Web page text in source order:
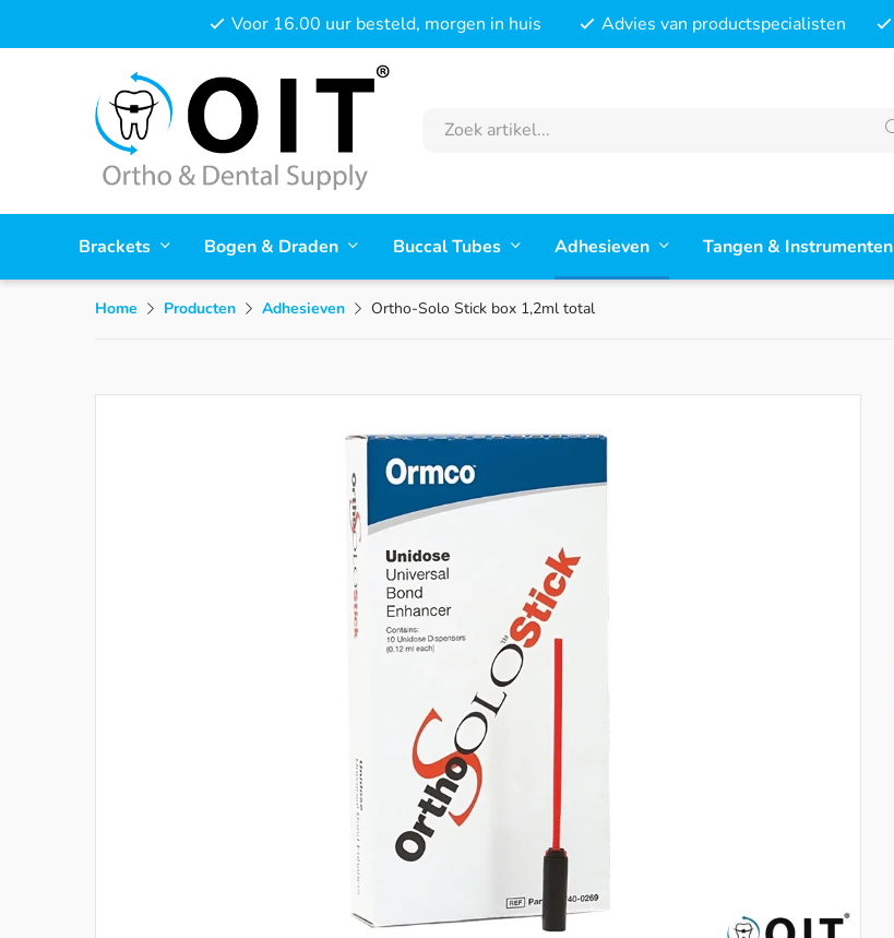
Voor 16.00 uur besteld, morgen in huis Advies van productspecialisten
Brackets Bogen & Draden Buccal Tubes Adhesieven Tangen & Instrumenten
Home Producten Adhesieven Ortho-Solo Stick box 1,2ml total